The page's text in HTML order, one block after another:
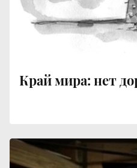
Край мира: нет